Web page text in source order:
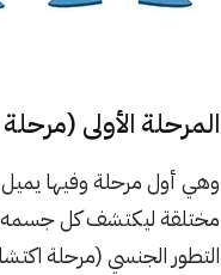
المرحلة الأولى
وهي أول مرحلة وفيها يميل
مختلقة ليكتشف كل جسمه،
التطور الجنسي (مرحلة